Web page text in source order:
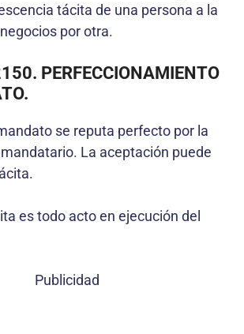
tácita de una persona a la
por otra.
PERFECCIONAMIENTO
se reputa perfecto por la
La aceptación puede
es todo acto en ejecución del
Publicidad